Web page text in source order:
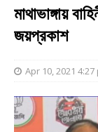
মাথাভাঙ্গায়
জয়প্রকাশ
Apr 10, 2021 4:27